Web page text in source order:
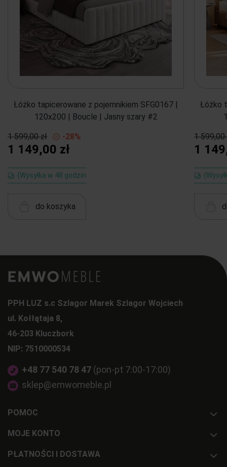
Łóżko tapicerowane z pojemnikiem SFG0167 |
120x200 | Boucle | Jasny szary #2
1 599,00 zł -28%
1 149,00 zł
{Wysyłka w 48 godzin
do koszyka
Łóżko
1 599,00
1
PPH LUZ s.c Szlagor Marek Szlagor Wojciech
ul. Kołłątaja 8,
46-203 Kluczbork
NIP: 7510000534
+48 77 540 78 47 (pon-pt 7:00-17:00)
sklep@emwomeble.pl
POMOC
MOJE KONTO
PŁATNOŚCI I DOSTAWA